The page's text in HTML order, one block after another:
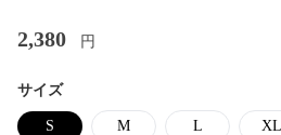
2,380 円
サイズ
S M L XL